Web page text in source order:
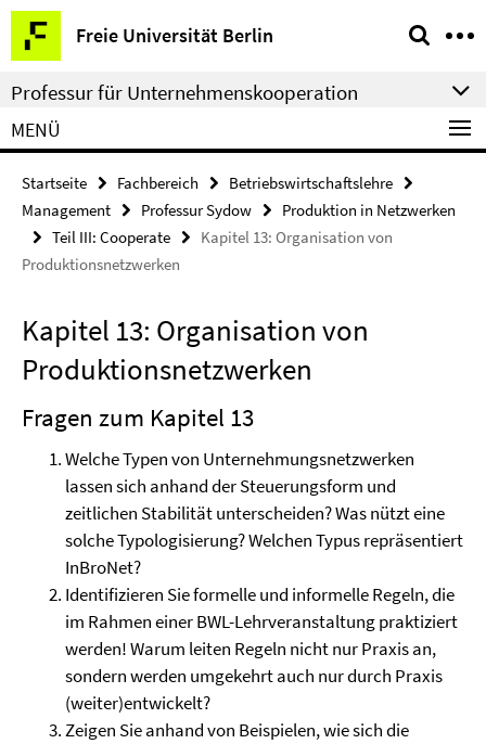
Springe
direkt
zu
Inhalt
Freie Universität Berlin
Service-
Navigation
Professur für Unternehmenskooperation
MENÜ
Startseite Fachbereich
Betriebswirtschaftslehre
Management
Professur Sydow
Produktion in Netzwerken
Teil III: Cooperate
Kapitel 13: Organisation von
Produktionsnetzwerken
Kapitel 13: Organisation von
Produktionsnetzwerken
Fragen zum Kapitel 13
Welche Typen von Unternehmungsnetzwerken
lassen sich anhand der Steuerungsform und
zeitlichen Stabilität unterscheiden? Was nützt eine
solche Typologisierung? Welchen Typus repräsentiert
InBroNet?
Identifizieren Sie formelle und informelle Regeln, die
im Rahmen einer BWL-Lehrveranstaltung praktiziert
werden! Warum leiten Regeln nicht nur Praxis an,
sondern werden umgekehrt auch nur durch Praxis
(weiter)entwickelt?
Zeigen Sie anhand von Beispielen, wie sich die